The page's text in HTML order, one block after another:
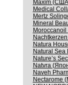
Maxim
Medical
Mertz
Mineral
Natura
Natural Sea
Nature’s
Natvra
Naveh
Nectarome